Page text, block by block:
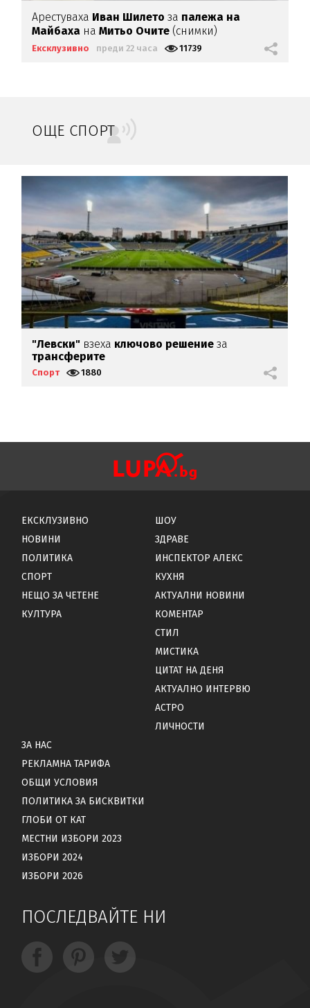
Арестуваха Иван Шилетоза палежа на
Майбаха наМитьо Очите (снимки)
Ексклузивно преди 22 часа 11739
ОЩЕ СПОРТ
"Левски" взеха ключово решение за
трансферите
Спорт 1880
ЕКСКЛУЗИВНО
НОВИНИ
ПОЛИТИКА
СПОРТ
НЕЩО ЗА ЧЕТЕНЕ
КУЛТУРА
ШОУ
ЗДРАВЕ
ИНСПЕКТОР АЛЕКС
КУХНЯ
АКТУАЛНИ НОВИНИ
КОМЕНТАР
СТИЛ
МИСТИКА
ЦИТАТ НА ДЕНЯ
АКТУАЛНО ИНТЕРВЮ
АСТРО
ЛИЧНОСТИ
ЗА НАС
РЕКЛАМНА ТАРИФА
ОБЩИ УСЛОВИЯ
ПОЛИТИКА ЗА БИСКВИТКИ
ГЛОБИ ОТ КАТ
МЕСТНИ ИЗБОРИ 2023
ИЗБОРИ 2024
ИЗБОРИ 2026
ПОСЛЕДВАЙТЕ НИ